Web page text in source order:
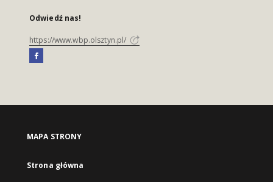
Odwiedź nas!
https://www.wbp.olsztyn.pl/
MAPA STRONY
Strona główna